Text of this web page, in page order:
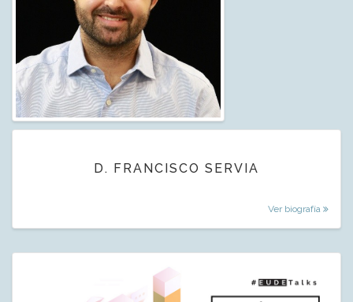
D. FRANCISCO SERVIA
Ver biografía